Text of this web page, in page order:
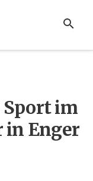
SUCHE
im
in Enger